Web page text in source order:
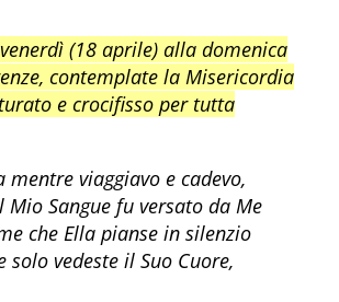
(18 aprile) alla domenica
contemplate la Misericordia
e crocifisso per tutta
viaggiavo e cadevo,
Sangue fu versato da Me
che Ella pianse in silenzio
vedeste il Suo Cuore,